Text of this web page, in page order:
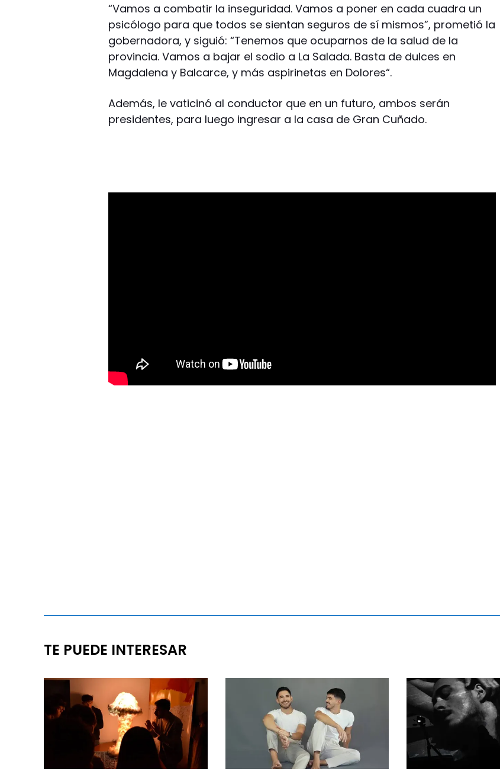
“Vamos a combatir la inseguridad. Vamos a poner en cada cuadra un
psicólogo para que todos se sientan seguros de sí mismos”, prometió la
gobernadora, y siguió: “Tenemos que ocuparnos de la salud de la
provincia. Vamos a bajar el sodio a La Salada. Basta de dulces en
Magdalena y Balcarce, y más aspirinetas en Dolores“.
Además, le vaticinó al conductor que en un futuro, ambos serán
presidentes, para luego ingresar a la casa de Gran Cuñado.
TE PUEDE INTERESAR